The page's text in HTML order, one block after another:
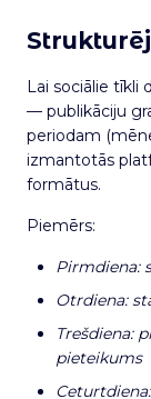
Lai sociālie tīkli
— publikāciju
periodam
izmantotās
formātus.
Piemērs:
Pirmdiena:
Otrdiena:
Trešdiena:
pieteikums